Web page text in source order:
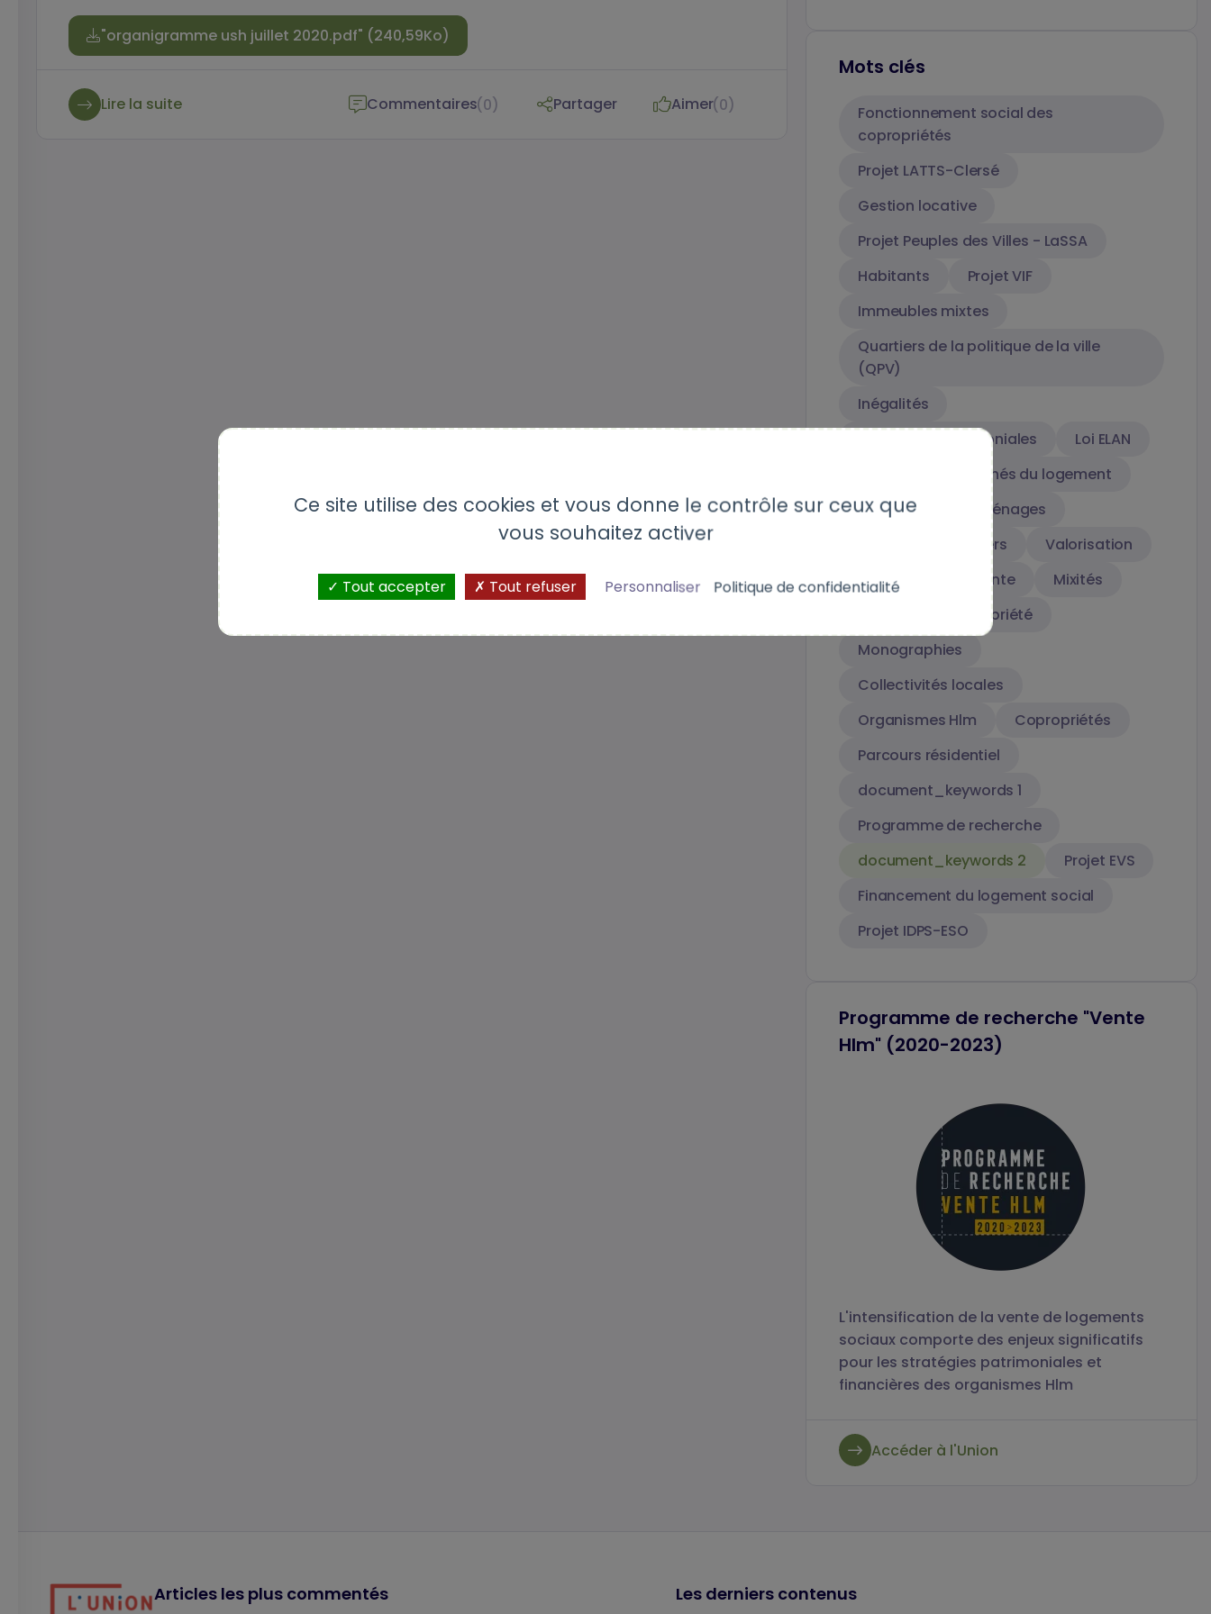
"organigramme ush juillet 2020.pdf" (240,59Ko)
Lire la suite Commentaires(0) Partager Aimer(0)
Mots clés
Fonctionnement social des
copropriétés
Projet LATTS-Clersé
Gestion locative
Projet Peuples des Villes - LaSSA
Habitants
Projet VIF
Immeubles mixtes
Quartiers de la politique de la ville
(QPV)
Inégalités
Stratégies patrimoniales
Loi ELAN
Marchés du logement
Trajectoires des ménages
Marchés immobiliers
Valorisation
Mécanismes de vente
Mixités
Accession à la propriété
Monographies
Collectivités locales
Organismes Hlm
Copropriétés
Parcours résidentiel
document_keywords 1
Programme de recherche
document_keywords 2
Projet EVS
Financement du logement social
Projet IDPS-ESO
Programme de recherche "Vente
Hlm" (2020-2023)
L'intensification de la vente de logements
sociaux comporte des enjeux significatifs
pour les stratégies patrimoniales et
financières des organismes Hlm
Accéder à l'Union
Articles les plus commentés Les derniers contenus
Ce site utilise des cookies et vous donne le contrôle sur ceux que
vous souhaitez activer
Tout accepter Tout refuser Personnaliser Politique de confidentialité